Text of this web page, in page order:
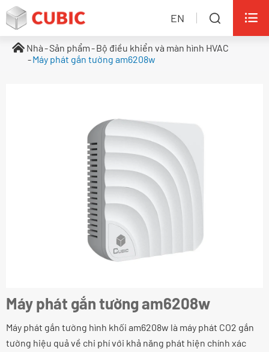
EN  
Nhà Sản phẩm
Bộ điều khiển và màn hình HVAC
Máy phát gắn tường am6208w
Máy phát gắn tường am6208w
Máy phát gắn tường hình khối am6208w là máy phát CO2 gắn
tường hiệu quả về chi phí với khả năng phát hiện chính xác